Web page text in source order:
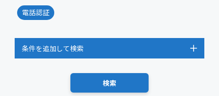
電話認証
条件を追加して検索